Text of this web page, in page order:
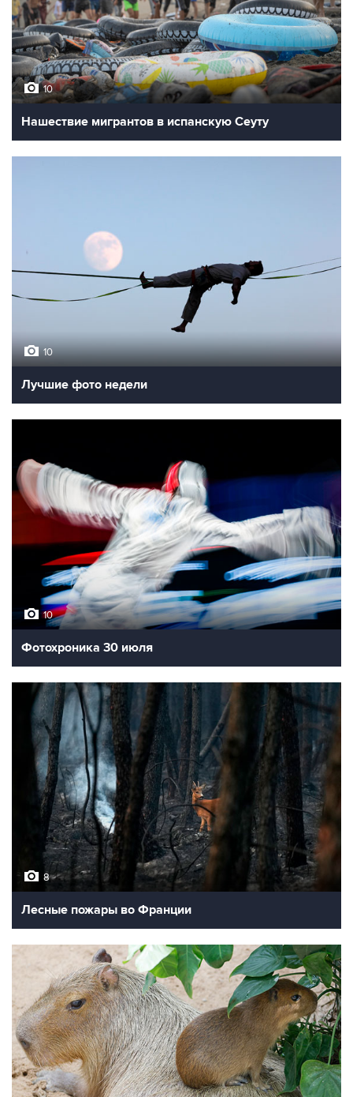
10
Нашествие мигрантов в испанскую Сеуту
10
Лучшие фото недели
10
Фотохроника 30 июля
8
Лесные пожары во Франции